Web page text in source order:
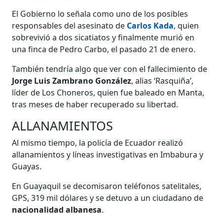
El Gobierno lo señala como uno de los posibles
responsables del asesinato de Carlos Kada, quien
sobrevivió a dos sicatiatos y finalmente murió en
una finca de Pedro Carbo, el pasado 21 de enero.
También tendría algo que ver con el fallecimiento de
Jorge Luis Zambrano González, alias ‘Rasquiña’,
líder de Los Choneros, quien fue baleado en Manta,
tras meses de haber recuperado su libertad.
ALLANAMIENTOS
Al mismo tiempo, la policía de Ecuador realizó
allanamientos y líneas investigativas en Imbabura y
Guayas.
En Guayaquil se decomisaron teléfonos satelitales,
GPS, 319 mil dólares y se detuvo a un ciudadano de
nacionalidad albanesa.